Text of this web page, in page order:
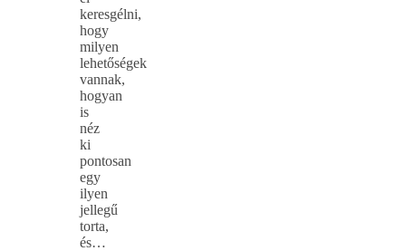
keresgélni,
hogy
milyen
lehetőségek
vannak,
hogyan
is
néz
ki
pontosan
egy
ilyen
jellegű
torta,
és…